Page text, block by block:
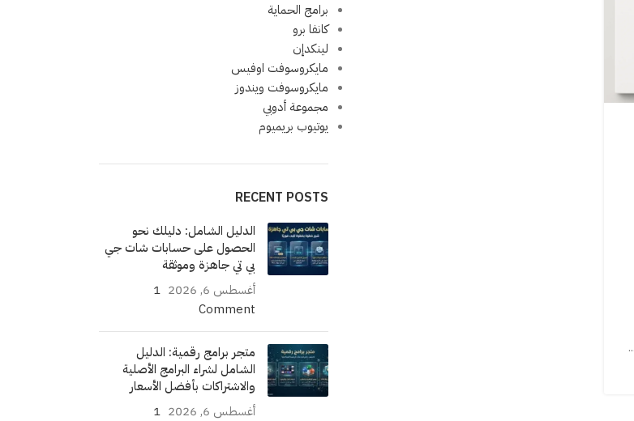
برامج الحماية
كانفا برو
لينكدإن
مايكروسوفت اوفيس
مايكروسوفت ويندوز
مجموعة أدوبي
يوتيوب بريميوم
RECENT POSTS
الدليل الشامل: دليلك نحو
الحصول على حسابات شات جي
بي تي جاهزة وموثقة
أغسطس 6, 2026
1
Comment
متجر برامج رقمية: الدليل
الشامل لشراء البرامج الأصلية
والاشتراكات بأفضل الأسعار
أغسطس 6, 2026
1